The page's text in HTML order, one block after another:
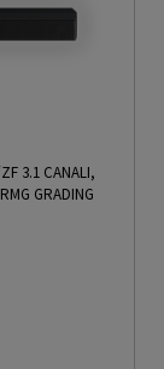
3.1 CANALI,
GRADING